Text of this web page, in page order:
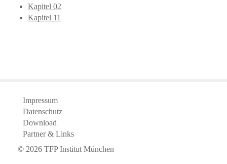
Kapitel 02
Kapitel 11
© 2026 TFP Institut München
Impressum
Datenschutz
Download
Partner & Links